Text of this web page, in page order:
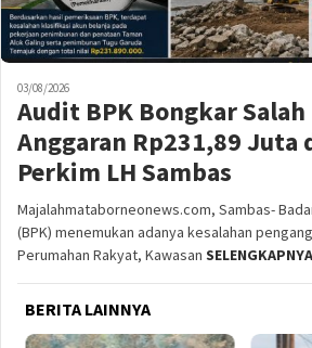
03/08/2026
Audit BPK Bongkar
Anggaran Rp231,89 Juta
Perkim LH Sambas
Majalahmataborneonews.com, Sambas-
(BPK) menemukan adanya kesalahan
Perumahan Rakyat, Kawasan SELENGKAPNYA
BERITA LAINNYA